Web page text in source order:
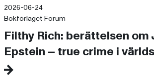
2026-06-24
Bokförlaget Forum
Filthy Rich: berättelsen om
Epstein – true crime i